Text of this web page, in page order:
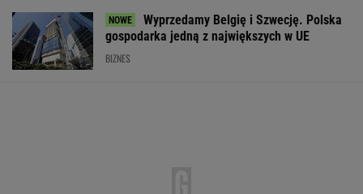
Wyprzedamy Belgię i Szwecję. Polska
gospodarka jedną z największych w UE
BIZNES